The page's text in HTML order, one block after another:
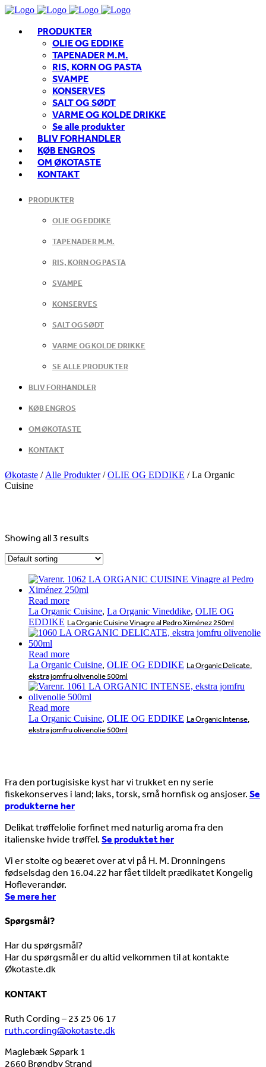
PRODUKTER
OLIE OG EDDIKE
TAPENADER M.M.
RIS, KORN OG PASTA
SVAMPE
KONSERVES
SALT OG SØDT
VARME OG KOLDE DRIKKE
Se alle produkter
BLIV FORHANDLER
KØB ENGROS
OM ØKOTASTE
KONTAKT
PRODUKTER
OLIE OG EDDIKE
TAPENADER M.M.
RIS, KORN OG PASTA
SVAMPE
KONSERVES
SALT OG SØDT
VARME OG KOLDE DRIKKE
SE ALLE PRODUKTER
BLIV FORHANDLER
KØB ENGROS
OM ØKOTASTE
KONTAKT
Økotaste / Alle Produkter/OLIE OG EDDIKE /La Organic
Cuisine
Showing all 3 results
Read more
La Organic Cuisine, La Organic Vineddike, OLIE OG
EDDIKE La Organic Cuisine Vinagre al Pedro Ximénez 250ml
Read more
La Organic Cuisine, OLIE OG EDDIKE La Organic Delicate,
ekstra jomfru olivenolie 500ml
Read more
La Organic Cuisine, OLIE OG EDDIKE La Organic Intense,
ekstra jomfru olivenolie 500ml
Fra den portugisiske kyst har vi trukket en ny serie
fiskekonserves i land; laks, torsk, små hornfisk og ansjoser. Se
produkterne her
Delikat trøffelolie forfinet med naturlig aroma fra den
italienske hvide trøffel. Se produktet her
Vi er stolte og beæret over at vi på H. M. Dronningens
fødselsdag den 16.04.22 har fået tildelt prædikatet Kongelig
Hofleverandør.
Se mere her
Spørgsmål?
Har du spørgsmål?
Har du spørgsmål er du altid velkommen til at kontakte
Økotaste.dk
KONTAKT
Ruth Cording – 23 25 06 17
ruth.cording@okotaste.dk
Maglebæk Søpark 1
2660 Brøndby Strand